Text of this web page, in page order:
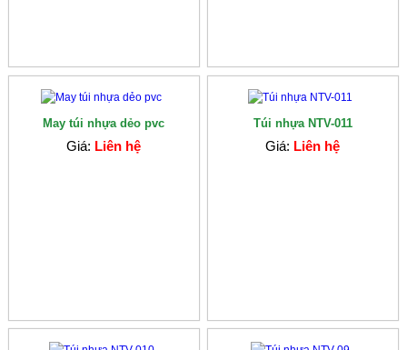
May túi nhựa dẻo pvc
Giá: Liên hệ
Túi nhựa NTV-011
Giá: Liên hệ